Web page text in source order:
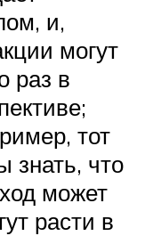
и,
могут
раз в
тот
знать, что
может
расти в